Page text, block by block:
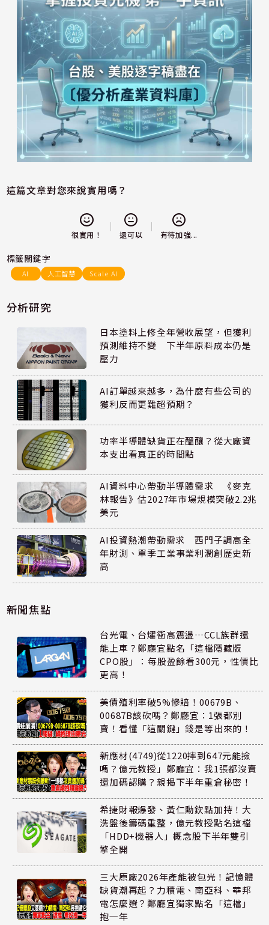
這篇文章對您來說實用嗎？
很實用！ 還可以 有待加強...
標籤關鍵字
AI 人工智慧 Scale AI
分析研究
日本塗料上修全年營收展望，但獲利
預測維持不變 下半年原料成本仍是
壓力
AI訂單越來越多，為什麼有些公司的
獲利反而更難超預期？
功率半導體缺貨正在醞釀？從大廠資
本支出看真正的時間點
AI資料中心帶動半導體需求 《麥克
林報告》估2027年市場規模突破2.2兆
美元
AI投資熱潮帶動需求 西門子調高全
年財測、單季工業事業利潤創歷史新
高
新聞焦點
台光電、台燿衝高震盪…CCL族群還
能上車？鄭廳宜點名「這檔隱藏版
CPO股」：每股盈餘看300元，性價比
更高！
美債殖利率破5%慘賠！00679B、
00687B該砍嗎？鄭廳宜：1張都別
賣！看懂「這關鍵」錢是等出來的！
新應材(4749)從1220摔到647元能撿
嗎？億元教授」鄭廳宜：我1張都沒賣
還加碼認購？親揭下半年重倉秘密！
希捷財報爆發、黃仁勳欽點加持！大
洗盤後籌碼重整，億元教授點名這檔
「HDD+機器人」概念股下半年雙引
擎全開
三大原廠2026年產能被包光！記憶體
缺貨潮再起？力積電、南亞科、華邦
電怎麼選？鄭廳宜獨家點名「這檔」
抱一年